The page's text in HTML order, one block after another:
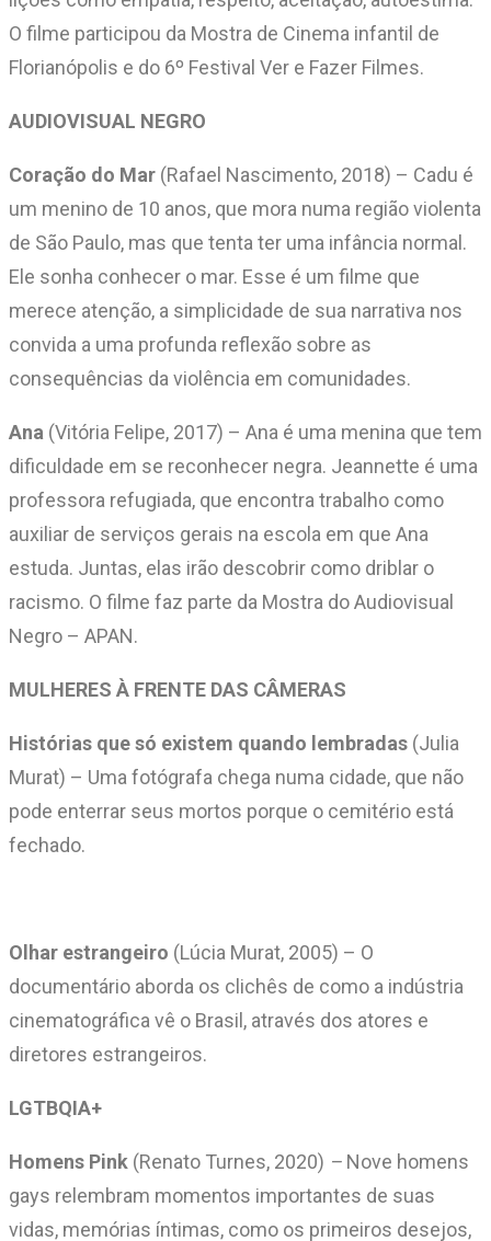
O filme participou da Mostra de Cinema infantil de
Florianópolis e do 6º Festival Ver e Fazer Filmes.
AUDIOVISUAL NEGRO
Coração do Mar (Rafael Nascimento, 2018) – Cadu é
um menino de 10 anos, que mora numa região violenta
de São Paulo, mas que tenta ter uma infância normal.
Ele sonha conhecer o mar. Esse é um filme que
merece atenção, a simplicidade de sua narrativa nos
convida a uma profunda reflexão sobre as
consequências da violência em comunidades.
Ana (Vitória Felipe, 2017) – Ana é uma menina que tem
dificuldade em se reconhecer negra. Jeannette é uma
professora refugiada, que encontra trabalho como
auxiliar de serviços gerais na escola em que Ana
estuda. Juntas, elas irão descobrir como driblar o
racismo. O filme faz parte da Mostra do Audiovisual
Negro – APAN.
MULHERES À FRENTE DAS CÂMERAS
Histórias que só existem quando lembradas (Julia
Murat) – Uma fotógrafa chega numa cidade, que não
pode enterrar seus mortos porque o cemitério está
fechado.
Olhar estrangeiro (Lúcia Murat, 2005) – O
documentário aborda os clichês de como a indústria
cinematográfica vê o Brasil, através dos atores e
diretores estrangeiros.
LGTBQIA+
Homens Pink (Renato Turnes, 2020) – Nove homens
gays relembram momentos importantes de suas
vidas, memórias íntimas, como os primeiros desejos,